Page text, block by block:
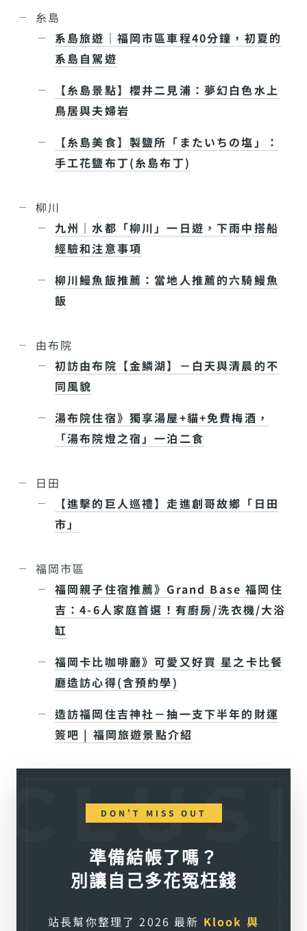
糸島
系島旅遊｜福岡市區車程40分鐘，初夏的
系島自駕遊
【糸島景點】櫻井二見浦：夢幻白色水上
鳥居與夫婦岩
【糸島美食】製鹽所「またいちの塩」：
手工花鹽布丁(糸島布丁)
柳川
九州｜水都「柳川」一日遊，下雨中搭船
經驗和注意事項
柳川鰻魚飯推薦：當地人推薦的六騎鰻魚
飯
由布院
初訪由布院【金鱗湖】－白天與清晨的不
同風貌
湯布院住宿》獨享湯屋+貓+免費梅酒，
「湯布院燈之宿」一泊二食
日田
【進擊的巨人巡禮】走進創哥故鄉「日田
市」
福岡市區
福岡親子住宿推薦》Grand Base 福岡住
吉：4-6人家庭首選！有廚房/洗衣機/大浴
缸
福岡卡比咖啡廳》可愛又好買 星之卡比餐
廳造訪心得(含預約學)
造訪福岡住吉神社－抽一支下半年的財運
簽吧 | 福岡旅遊景點介紹
DON'T MISS OUT
準備結帳了嗎？
別讓自己多花冤枉錢
站長幫你整理了 2026 最新 Klook 與